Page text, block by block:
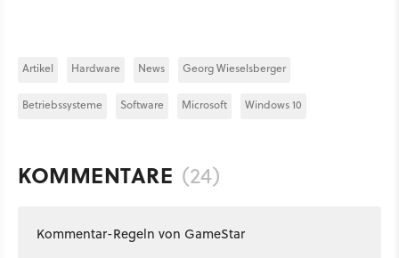
Artikel Hardware News Georg Wieselsberger
Betriebssysteme Software Microsoft Windows 10
KOMMENTARE (24)
Kommentar-Regeln von GameStar